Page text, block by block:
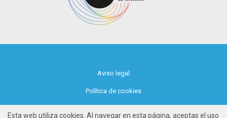
Aviso legal
Política de cookies
Esta web utiliza cookies. Al navegar en esta página, aceptas el uso